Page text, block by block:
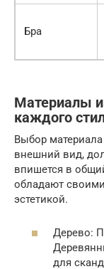
Бра
Материалы
каждого
Выбор
внешний вид,
впишется в
обладают
эстетикой.
Дерево:
для